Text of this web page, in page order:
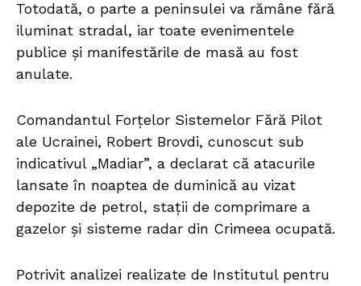
Totodată, o parte a peninsulei va rămâne fără
iluminat stradal, iar toate evenimentele
publice și manifestările de masă au fost
anulate.
Comandantul Forțelor Sistemelor Fără Pilot
ale Ucrainei, Robert Brovdi, cunoscut sub
indicativul „Madiar”, a declarat că atacurile
lansate în noaptea de duminică au vizat
depozite de petrol, stații de comprimare a
gazelor și sisteme radar din Crimeea ocupată.
Potrivit analizei realizate de Institutul pentru